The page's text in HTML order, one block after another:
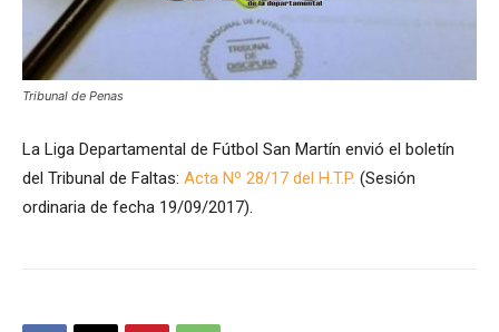
Tribunal de Penas
La Liga Departamental de Fútbol San Martín envió el boletín
del Tribunal de Faltas: Acta Nº 28/17 del H.T.P. (Sesión
ordinaria de fecha 19/09/2017).